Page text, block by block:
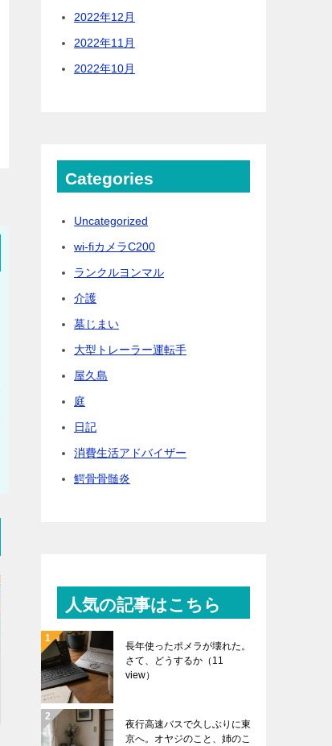
2022年12月
2022年11月
2022年10月
Categories
Uncategorized
wi-fiカメラC200
ランクルヨンマル
介護
墓じまい
大型トレーラー運転手
屋久島
庭
日記
消費生活アドバイザー
鰐骨骨髄炎
人気の記事はこちら
長年使ったポメラが壊れた。
さて、どうするか （11
view）
夜行高速バスで久しぶりに東
京へ。オヤジのこと、姉のこ